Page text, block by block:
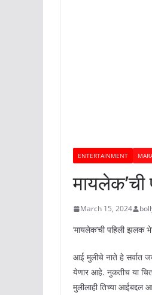
ENTERTAINMENT
March 15, 2024
‘मायलेक’ची पहिली झलक
आई मुलीचे नाते हे सर्वात
येणार आहे. नुकतीच या
मुलीलाही तिच्या आईबद्दल